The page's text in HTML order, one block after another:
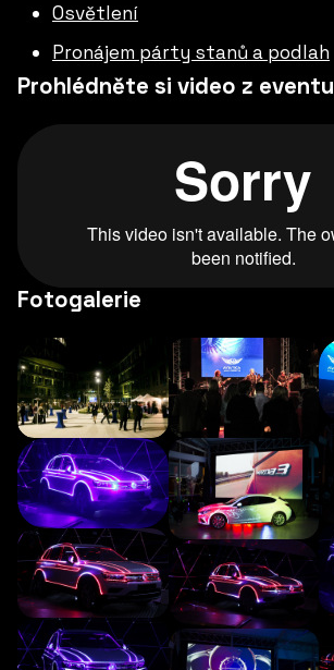
Osvětlení
Pronájem párty stanů a podlah
Prohlédněte si video z eventu
Fotogalerie